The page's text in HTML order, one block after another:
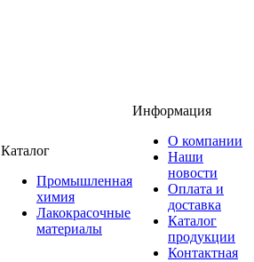
Каталог
Промышленная
химия
Лакокрасочные
материалы
Информация
О компании
Наши
новости
Оплата и
доставка
Каталог
продукции
Контактная